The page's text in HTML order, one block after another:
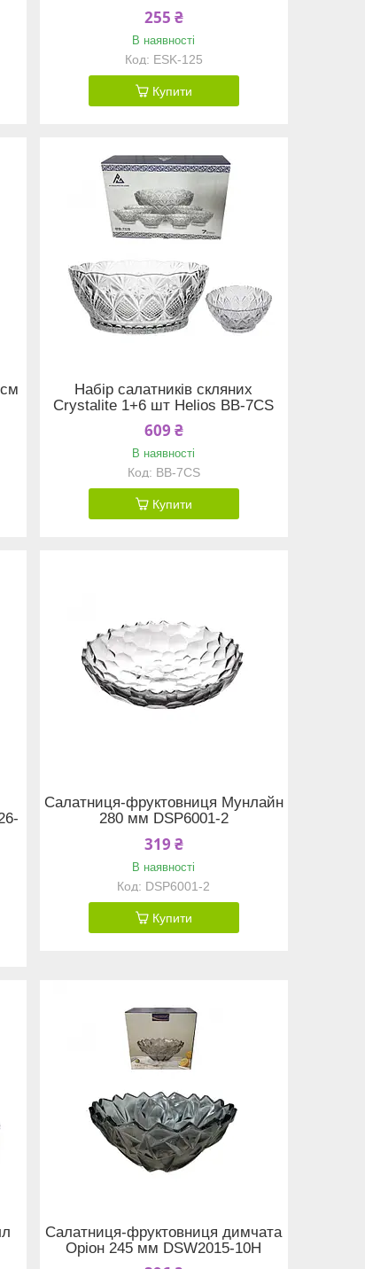
255 ₴
В наявності
ESK-125
Купити
Набір салатників скляних
Crystalite 1+6 шт Helios BB-7CS
609 ₴
В наявності
BB-7CS
Купити
Салатниця-фруктовниця Мунлайн
280 мм DSP6001-2
319 ₴
В наявності
DSP6001-2
Купити
Салатниця-фруктовниця димчата
Оріон 245 мм DSW2015-10H